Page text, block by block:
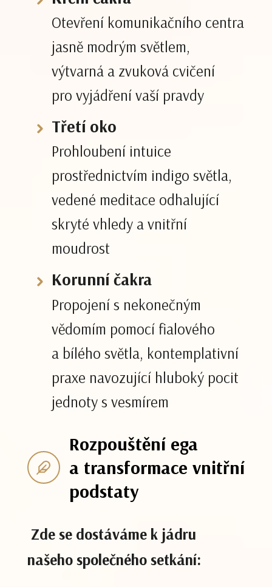
Otevření komunikačního centra
jasně modrým světlem,
výtvarná a zvuková cvičení
pro vyjádření vaší pravdy
Třetí oko
Prohloubení intuice
prostřednictvím indigo světla,
vedené meditace odhalující
skryté vhledy a vnitřní
moudrost
Korunní čakra
Propojení s nekonečným
vědomím pomocí fialového
a bílého světla, kontemplativní
praxe navozující hluboký pocit
jednoty s vesmírem
Rozpouštění ega
a transformace vnitřní
podstaty
Zde se dostáváme k jádru
našeho společného setkání: